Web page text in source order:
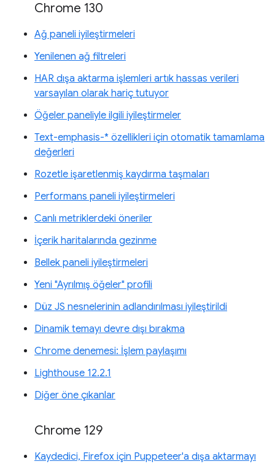
Chrome 130
Ağ paneli iyileştirmeleri
Yenilenen ağ filtreleri
HAR dışa aktarma işlemleri artık hassas verileri
varsayılan olarak hariç tutuyor
Öğeler paneliyle ilgili iyileştirmeler
Text-emphasis-* özellikleri için otomatik tamamlama
değerleri
Rozetle işaretlenmiş kaydırma taşmaları
Performans paneli iyileştirmeleri
Canlı metriklerdeki öneriler
İçerik haritalarında gezinme
Bellek paneli iyileştirmeleri
Yeni "Ayrılmış öğeler" profili
Düz JS nesnelerinin adlandırılması iyileştirildi
Dinamik temayı devre dışı bırakma
Chrome denemesi: İşlem paylaşımı
Lighthouse 12.2.1
Diğer öne çıkanlar
Chrome 129
Kaydedici, Firefox için Puppeteer'a dışa aktarmayı